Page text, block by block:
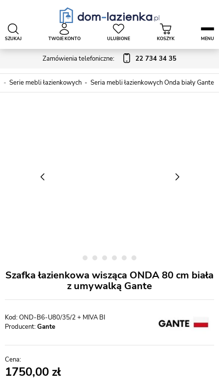
Zamówienia telefoniczne: 22 734 34 35
SZUKAJ TWOJE KONTO ULUBIONE KOSZYK MENU
Serie mebli łazienkowych Seria mebli łazienkowych Onda biały Gante
Szafka łazienkowa wisząca ONDA 80 cm biała
z umywalką Gante
OND-B6-U80/35/2 + MIVA BI
Producent:Gante
1750,00